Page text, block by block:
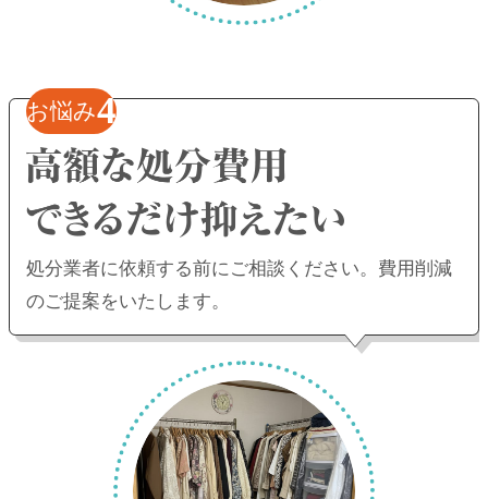
お悩み4
処分業者に依頼する前にご相談ください。 費用削減
のご提案をいたします。